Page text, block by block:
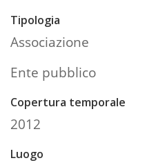
Tipologia
Associazione
Ente pubblico
Copertura temporale
2012
Luogo